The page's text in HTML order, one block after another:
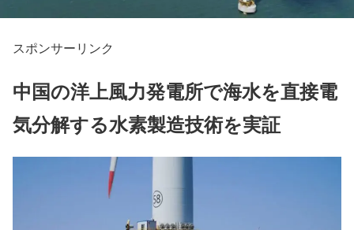
スポンサーリンク
中国の洋上風力発電所で海水を直接電
気分解する水素製造技術を実証